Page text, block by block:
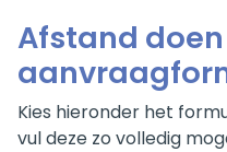
Afstand doen
Kies hieronder het
vul deze zo volledig